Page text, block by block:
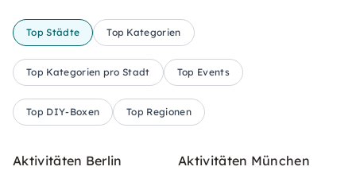
Top Städte Top Kategorien
Top Kategorien pro Stadt Top Events
Top DIY-Boxen Top Regionen
Aktivitäten Berlin Aktivitäten München